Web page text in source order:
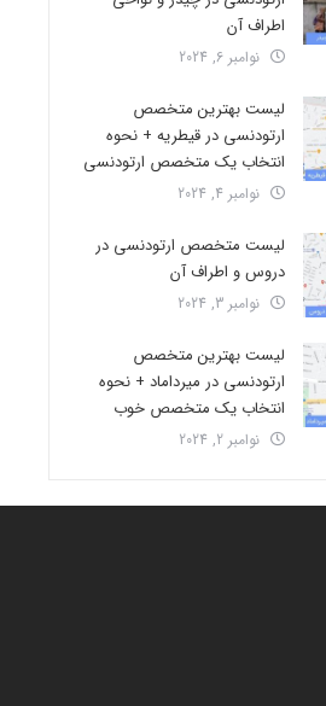
اطراف آن
نوامبر 6, 2024
لیست بهترین متخصص
ارتودنسی در قیطریه + نحوه
انتخاب یک متخصص ارتودنسی
نوامبر 4, 2024
لیست متخصص ارتودنسی در
دروس و اطراف آن
نوامبر 3, 2024
لیست بهترین متخصص
ارتودنسی در میرداماد + نحوه
انتخاب یک متخصص خوب
نوامبر 2, 2024